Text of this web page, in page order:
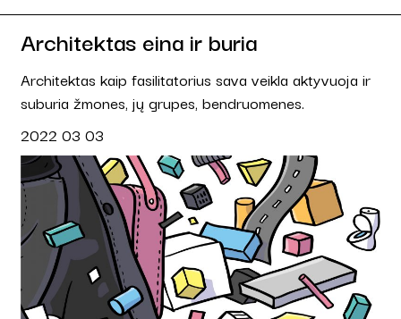
Architektas eina ir buria
Architektas kaip fasilitatorius sava veikla aktyvuoja ir
suburia žmones, jų grupes, bendruomenes.
2022 03 03